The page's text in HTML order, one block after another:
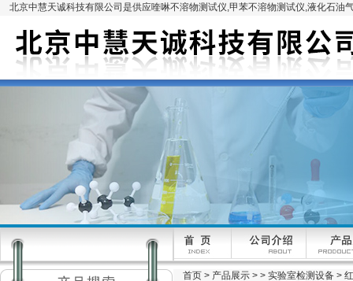
北京中慧天诚科技有限公司是供应喹啉不溶物测试仪,甲苯不溶物测试仪,液化石油
首页 > 产品展示 > > 实验室检测设备 >